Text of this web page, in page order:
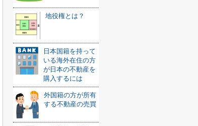
地役権とは？
日本国籍を持って
いる海外在住の方
が日本の不動産を
購入するには
外国籍の方が所有
する不動産の売買